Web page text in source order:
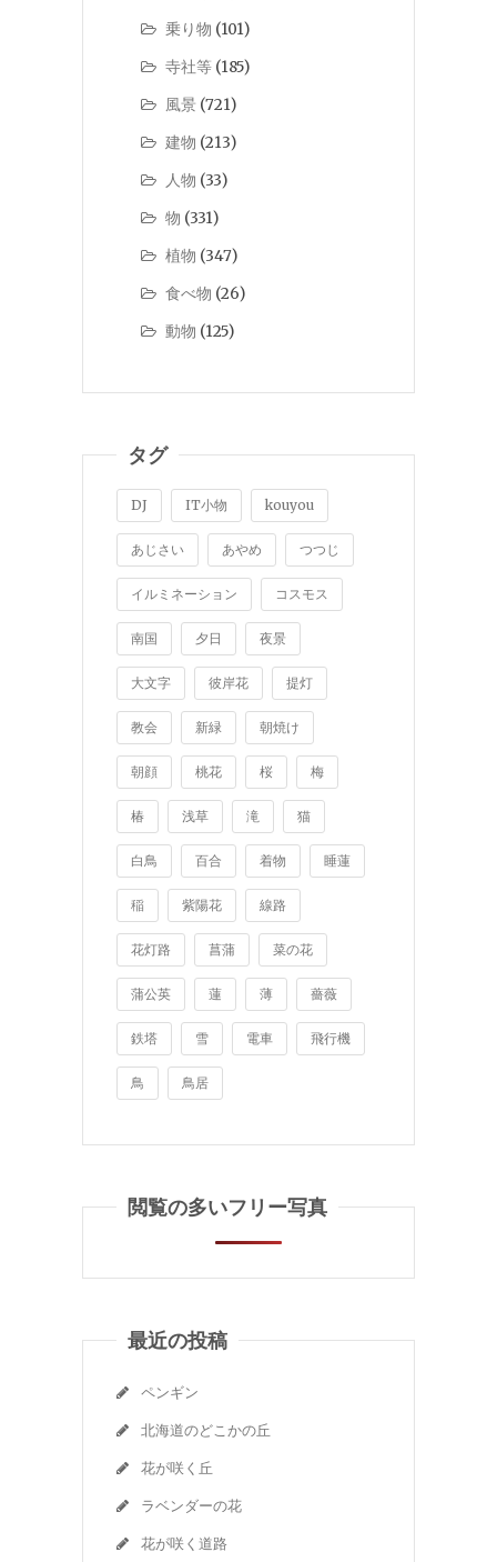
乗り物 (101)
寺社等 (185)
風景 (721)
建物 (213)
人物 (33)
物 (331)
植物 (347)
食べ物 (26)
動物 (125)
タグ
DJ IT小物 kouyou
あじさい あやめ つつじ
イルミネーション コスモス
南国 夕日 夜景
大文字 彼岸花 提灯
教会 新緑 朝焼け
朝顔 桃花 桜 梅
椿 浅草 滝 猫
白鳥 百合 着物 睡蓮
稲 紫陽花 線路
花灯路 菖蒲 菜の花
蒲公英 蓮 薄 薔薇
鉄塔 雪 電車 飛行機
鳥 鳥居
閲覧の多いフリー写真
最近の投稿
ペンギン
北海道のどこかの丘
花が咲く丘
ラベンダーの花
花が咲く道路